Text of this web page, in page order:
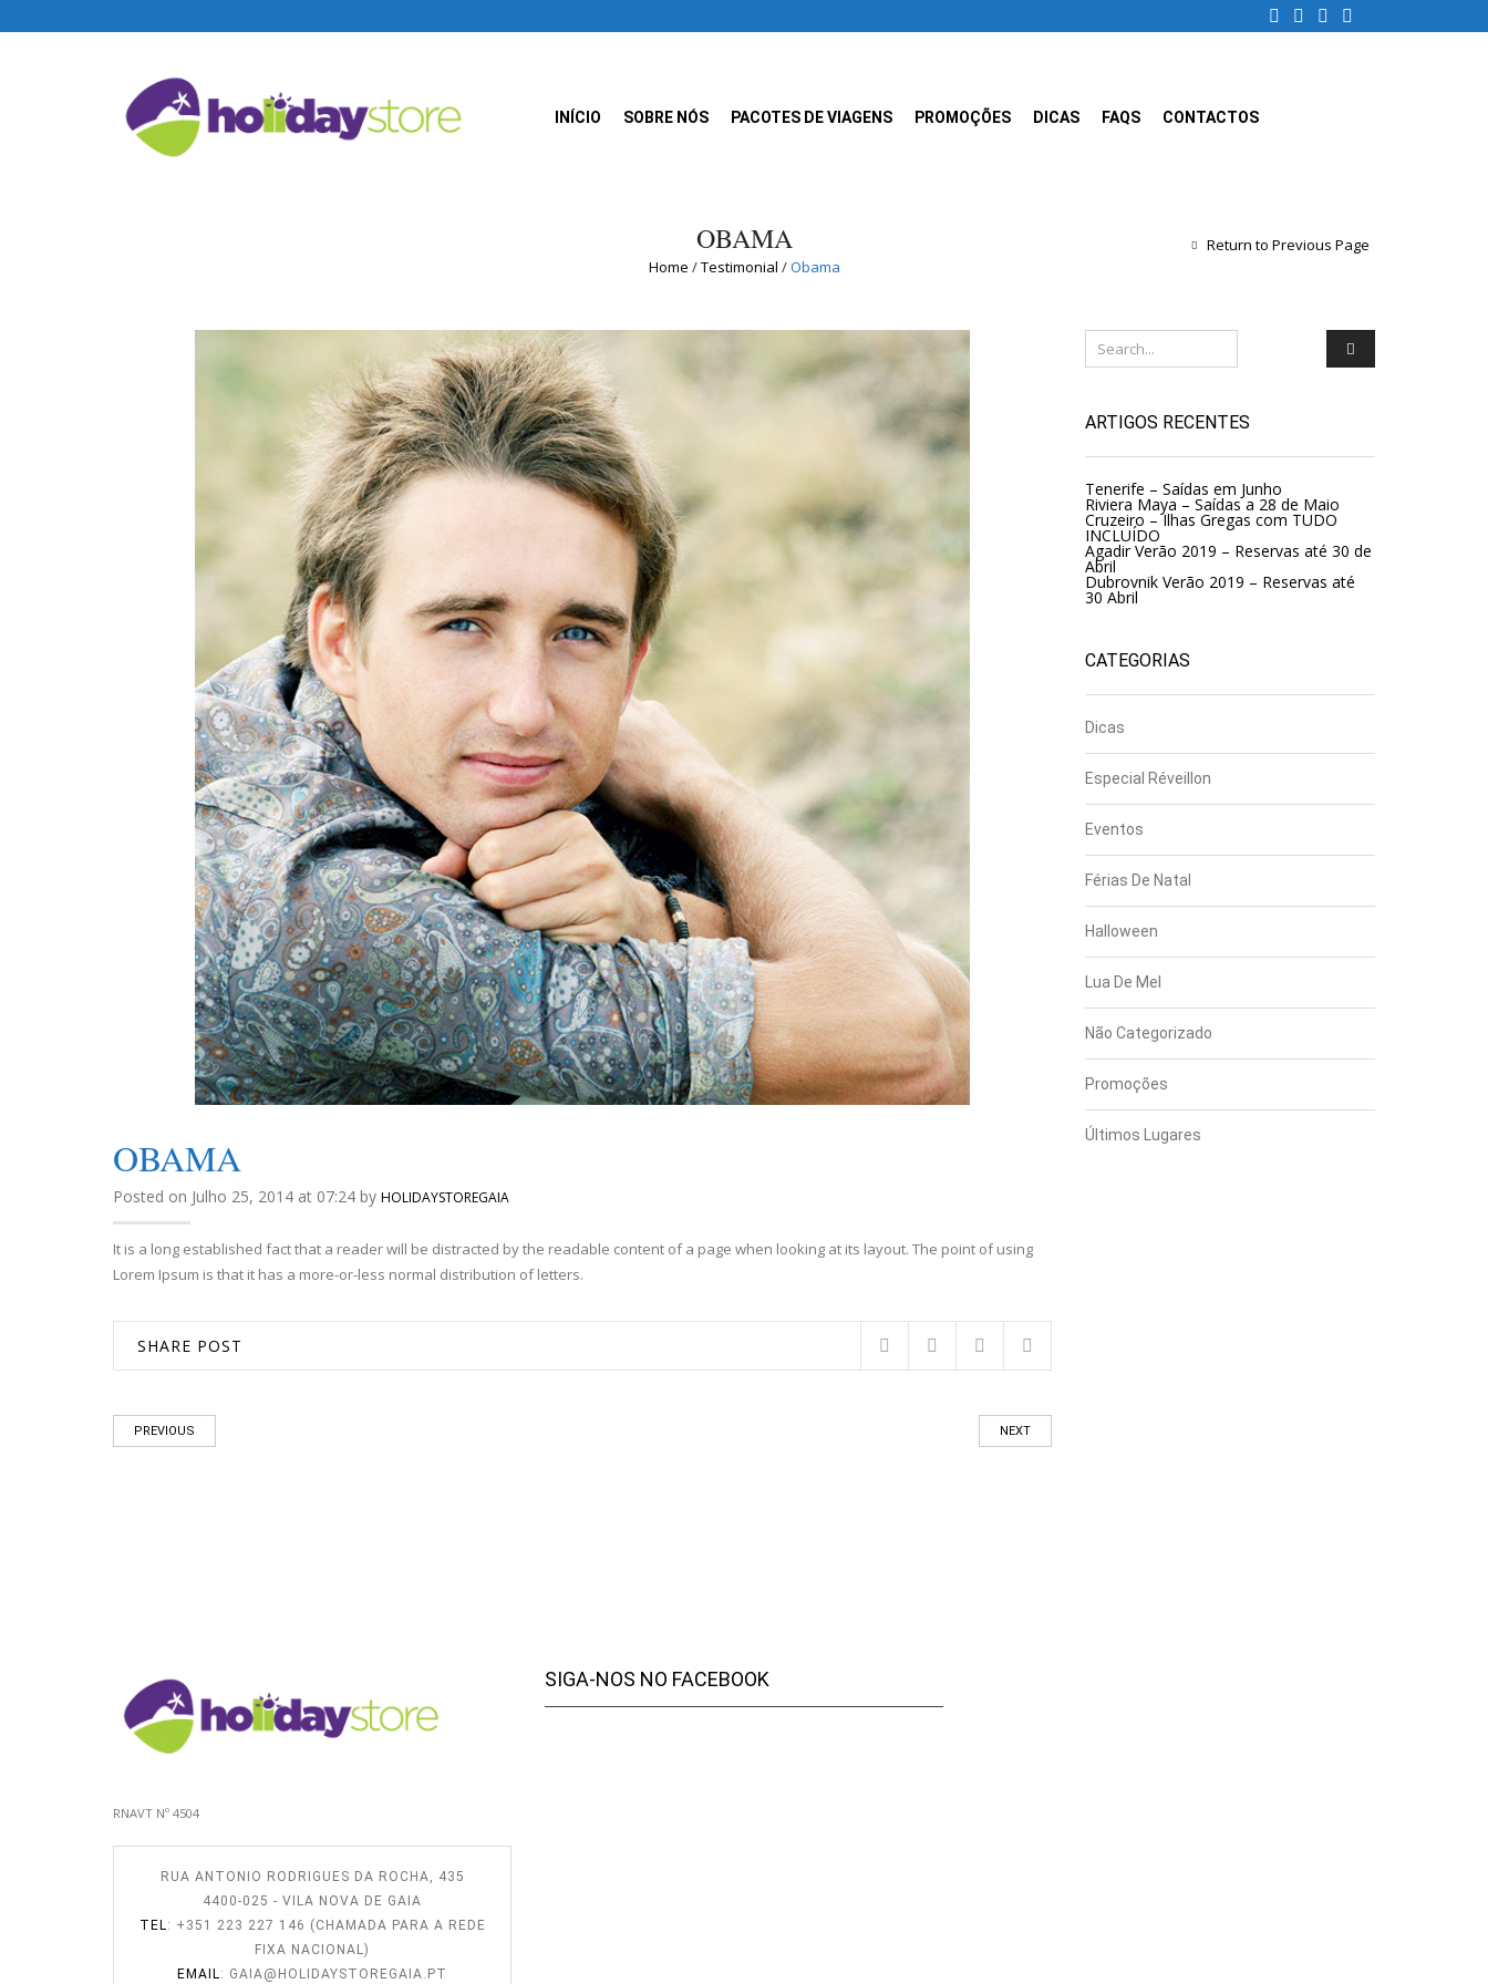
INÍCIO SOBRE NÓS PACOTES DE VIAGENS PROMOÇÕES DICAS FAQS CONTACTOS
OBAMA
Home /Testimonial /Obama
Return to Previous Page
OBAMA
Posted on Julho 25, 2014 at 07:24 by HOLIDAYSTOREGAIA
It is a long established fact that a reader will be distracted by the readable content of a page when looking at its layout. The point of using
Lorem Ipsum is that it has a more-or-less normal distribution of letters.
SHARE POST
PREVIOUS NEXT
ARTIGOS RECENTES
Tenerife – Saídas em Junho
Riviera Maya – Saídas a 28 de Maio
Cruzeiro – Ilhas Gregas com TUDO
INCLUÍDO
Agadir Verão 2019 – Reservas até 30 de
Abril
Dubrovnik Verão 2019 – Reservas até
30 Abril
CATEGORIAS
Dicas
Especial Réveillon
Eventos
Férias De Natal
Halloween
Lua De Mel
Não Categorizado
Promoções
Últimos Lugares
RNAVT Nº 4504
RUA ANTONIO RODRIGUES DA ROCHA, 435
4400-025 - VILA NOVA DE GAIA
TEL: +351 223 227 146 (CHAMADA PARA A REDE
FIXA NACIONAL)
EMAIL: GAIA@HOLIDAYSTOREGAIA.PT
SIGA-NOS NO FACEBOOK